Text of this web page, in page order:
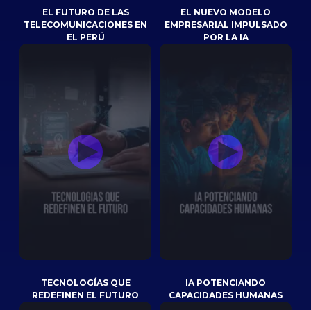
EL FUTURO DE LAS
TELECOMUNICACIONES EN
EL PERÚ
EL NUEVO MODELO
EMPRESARIAL IMPULSADO
POR LA IA
TECNOLOGÍAS QUE
REDEFINEN EL FUTURO
IA POTENCIANDO
CAPACIDADES HUMANAS